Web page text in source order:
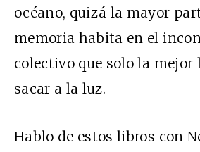
océano, quizá la mayor
memoria habita en el
colectivo que solo la
sacar a la luz.
Hablo de estos libros con